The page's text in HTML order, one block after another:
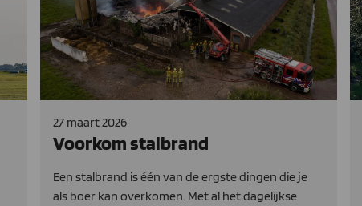
27 maart 2026
Voorkom stalbrand
Een stalbrand is één van de ergste dingen die je
als boer kan overkomen. Met al het dagelijkse